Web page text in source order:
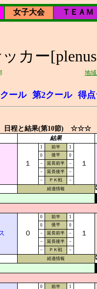
女子大会 ＴＥＡＭ
カー
地域
ール 第2クール 得
程と結果(第10節) ☆☆☆
結果
１
1 前半 1
１
0 後半
0
－
延長前半
－
－
延長後半
－
－
ＰＫ戦 －
経過情報
０
0 前半 1
１
0 後半
0
－
延長前半
－
－
延長後半
－
－
ＰＫ戦
－
経過情報
0 前半 1